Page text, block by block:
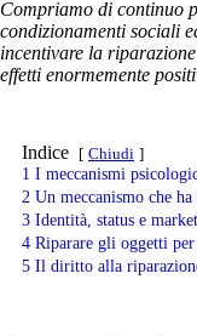
Compriamo di continuo
condizionamenti sociali
incentivare la
effetti enormemente
Indice Chiudi
1 I meccanismi
2 Un meccanismo che
3 Identità, status e
4 Riparare gli oggetti
5 Il diritto alla